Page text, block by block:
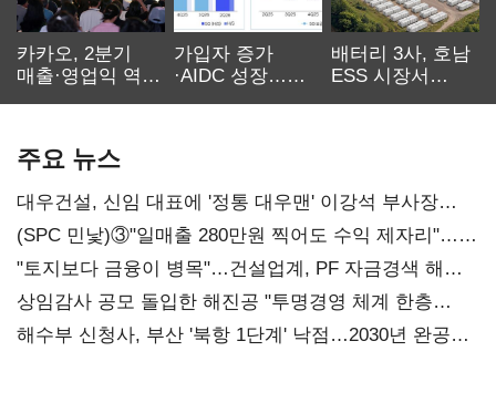
카카오, 2분기
매출·영업익 역대
가입자 증가
·AIDC 성장…
배터리 3사, 호남
ESS 시장서
주요 뉴스
대우건설, 신임 대표에 '정통 대우맨' 이강석 부사장
내정
(SPC 민낯)③"일매출 280만원 찍어도 수익 제자리"…
점주 울리는 '상시 할인'
"토지보다 금융이 병목"…건설업계, PF 자금경색 해소
목소리
상임감사 공모 돌입한 해진공 "투명경영 체계 한층
강화"
해수부 신청사, 부산 '북항 1단계' 낙점…2030년 완공